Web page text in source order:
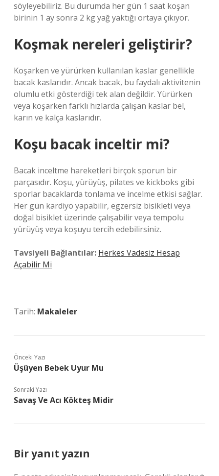
söyleyebiliriz. Bu durumda her gün 1 saat koşan
birinin 1 ay sonra 2 kg yağ yaktığı ortaya çıkıyor.
Koşmak nereleri geliştirir?
Koşarken ve yürürken kullanılan kaslar genellikle
bacak kaslarıdır. Ancak bacak, bu faydalı aktivitenin
olumlu etki gösterdiği tek alan değildir. Yürürken
veya koşarken farklı hızlarda çalışan kaslar bel,
karın ve kalça kaslarıdır.
Koşu bacak inceltir mi?
Bacak inceltme hareketleri birçok sporun bir
parçasıdır. Koşu, yürüyüş, pilates ve kickboks gibi
sporlar bacaklarda tonlama ve incelme etkisi sağlar.
Her gün kardiyo yapabilir, egzersiz bisikleti veya
doğal bisiklet üzerinde çalışabilir veya tempolu
yürüyüş veya koşuyu tercih edebilirsiniz.
Tavsiyeli Bağlantılar: Herkes Vadesiz Hesap
Açabilir Mi
Tarih: Makaleler
Önceki Yazı
Üşüyen Bebek Uyur Mu
Sonraki Yazı
Savaş Ve Acı Kökteş Midir
Bir yanıt yazın